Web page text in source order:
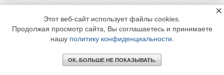
Этот веб-сайт использует файлы cookies.
Продолжая просмотр сайта, Вы соглашаетесь и принимаете
нашу политику конфиденциальности
ОК. БОЛЬШЕ НЕ ПОКАЗЫВАТЬ.
×